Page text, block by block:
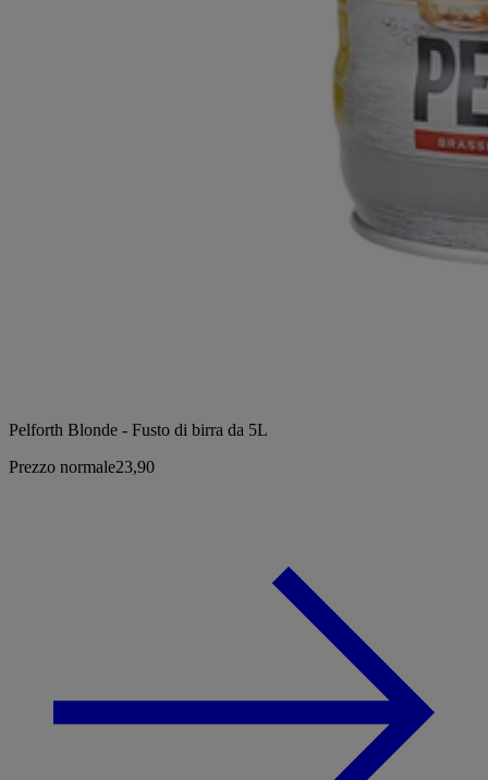
Pelforth Blonde - Fusto di birra da 5L
Prezzo normale23,90